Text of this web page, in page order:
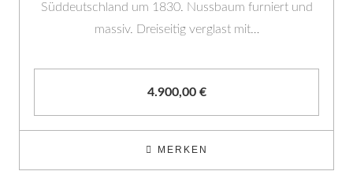
Süddeutschland um 1830. Nussbaum furniert und
massiv. Dreiseitig verglast mit…
4.900,00 €
MERKEN